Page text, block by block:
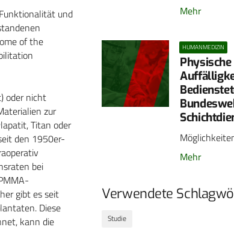
und
of the
oder nicht
zur
Titan oder
den 1950er-
bei
gibt es seit
Diese
kann die
Mehr
HUMANMEDIZIN
Mehr
Verwendete
Studie